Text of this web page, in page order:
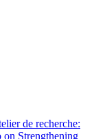
de recherche:
Strengthening